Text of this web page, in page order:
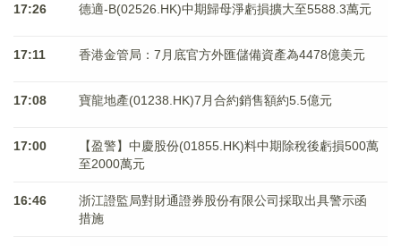
17:26 德適-B(02526.HK)中期歸母淨虧損擴大至5588.3萬元
17:11 香港金管局：7月底官方外匯儲備資產為4478億美元
17:08 寶龍地產(01238.HK)7月合約銷售額約5.5億元
17:00
【盈警】中慶股份(01855.HK)料中期除稅後虧損500萬
至2000萬元
16:46
浙江證監局對財通證券股份有限公司採取出具警示函
措施